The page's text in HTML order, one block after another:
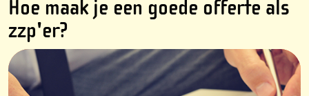
Hoe maak je een goede offerte als
zzp'er?